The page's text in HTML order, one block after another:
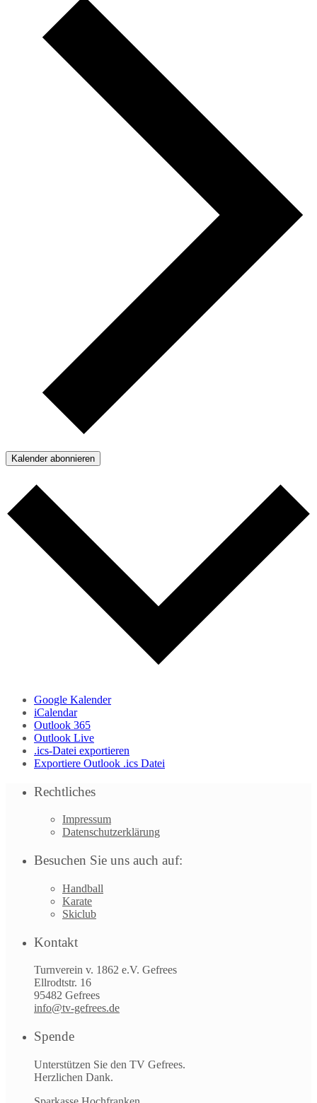
Kalender abonnieren
Google Kalender
iCalendar
Outlook 365
Outlook Live
.ics-Datei exportieren
Exportiere Outlook .ics Datei
Rechtliches
Impressum
Datenschutzerklärung
Besuchen Sie uns auch auf:
Handball
Karate
Skiclub
Kontakt
Turnverein v. 1862 e.V. Gefrees
Ellrodtstr. 16
95482 Gefrees
info@tv-gefrees.de
Spende
Unterstützen Sie den TV Gefrees.
Herzlichen Dank.